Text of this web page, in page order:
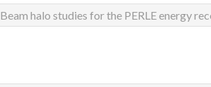
Beam halo studies for the PERLE energy